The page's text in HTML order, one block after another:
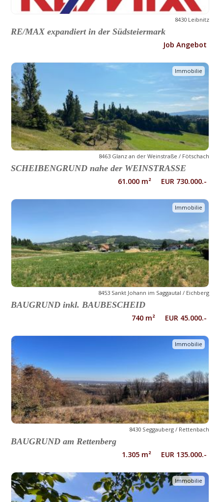
8430 Leibnitz
RE/MAX expandiert in der Südsteiermark
Job Angebot
Immobilie
8463 Glanz an der Weinstraße / Fötschach
SCHEIBENGRUND nahe der WEINSTRASSE
61.000 m² EUR 730.000.-
Immobilie
8453 Sankt Johann im Saggautal / Eichberg
BAUGRUND inkl. BAUBESCHEID
740 m² EUR 45.000.-
Immobilie
8430 Seggauberg / Rettenbach
BAUGRUND am Rettenberg
1.305 m² EUR 135.000.-
Immobilie